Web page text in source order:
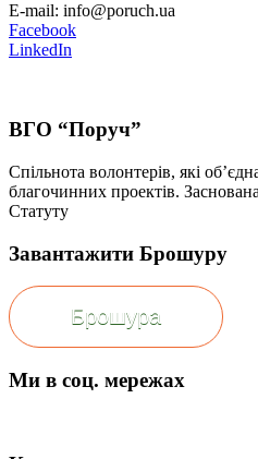
E-mail: info@poruch.ua
Facebook
LinkedIn
ВГО “Поруч”
Спільнота волонтерів, які
благочинних проектів.
Статуту
Завантажити Брошуру
Брошура
Ми в соц. мережах